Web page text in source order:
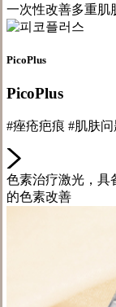
一次性改善多重肌
PicoPlus
PicoPlus
#痤疮疤痕 #肌肤
色素治疗激光，具
的色素改善